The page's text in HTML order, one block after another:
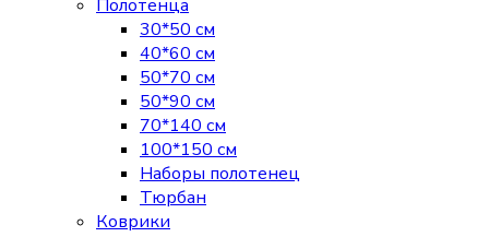
Полотенца
30*50 см
40*60 см
50*70 см
50*90 см
70*140 см
100*150 см
Наборы полотенец
Тюрбан
Коврики